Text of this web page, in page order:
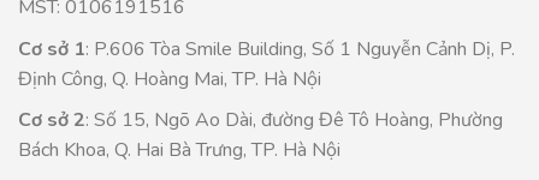
MST: 0106191516
Cơ sở 1: P.606 Tòa Smile Building, Số 1 Nguyễn Cảnh Dị, P.
Định Công, Q. Hoàng Mai, TP. Hà Nội
Cơ sở 2: Số 15, Ngõ Ao Dài, đường Đê Tô Hoàng, Phường
Bách Khoa, Q. Hai Bà Trưng, TP. Hà Nội